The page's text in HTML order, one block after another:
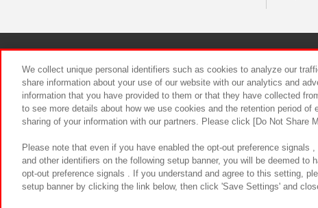
食品のご提
We collect unique personal identifiers such as cookies to analyze our
share information about your use of our website with our analytics and
information that you have provided to them or that they have collected
to see more details about how we use cookies and the retention period
sharing of your information with our partners. Please click [Do Not Share
Please note that even if you have enabled the opt-out preference signals
and other identifiers on the following setup banner, you will be deemed to
opt-out preference signals . If you understand and agree to this setting,
setup banner by clicking the link below, then click 'Save Settings' and